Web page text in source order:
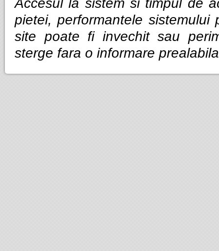
Accesul la sistem si timpul de
pietei, performantele
site poate fi invechit sau
sterge fara o informare